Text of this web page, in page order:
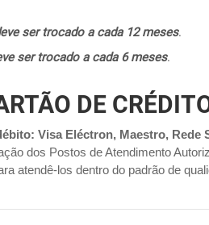
ser trocado a cada 12 meses.
ser trocado a cada 6 meses.
DE
Visa Eléctron, Maestro, Rede
dos Postos de Atendimento
atendê-los dentro do padrão de